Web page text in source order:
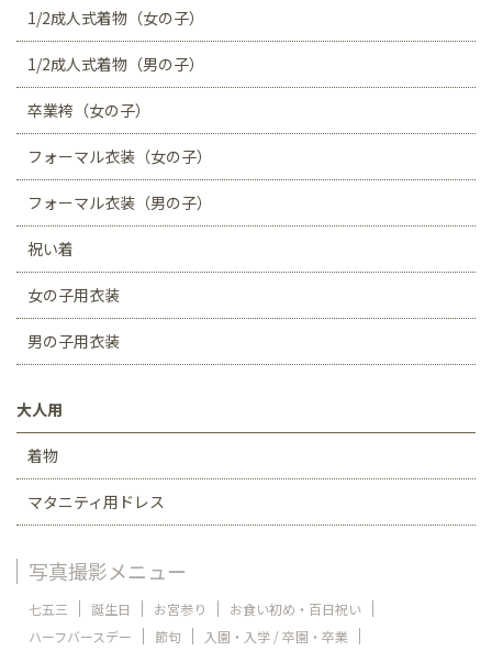
1/2成人式着物（女の子）
1/2成人式着物（男の子）
卒業袴（女の子）
フォーマル衣装（女の子）
フォーマル衣装（男の子）
祝い着
女の子用衣装
男の子用衣装
大人用
着物
マタニティ用ドレス
写真撮影メニュー
七五三 誕生日 お宮参り
お食い初め・百日祝い
ハーフバースデー
節句
入園・入学 / 卒園・卒業